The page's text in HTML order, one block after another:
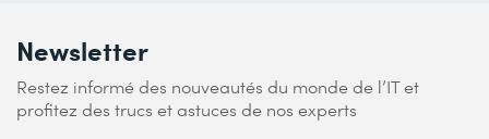
Newsletter
Restez informé des nouveautés du monde de l’IT et
profitez des trucs et astuces de nos experts